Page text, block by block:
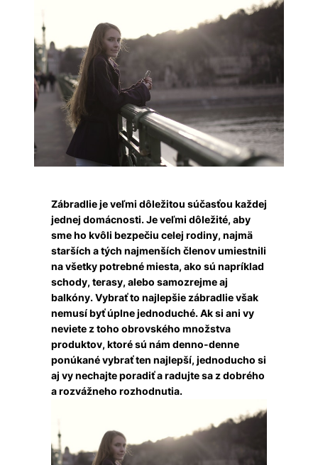
Zábradlie je veľmi dôležitou súčasťou každej
jednej domácnosti. Je veľmi dôležité, aby
sme ho kvôli bezpečiu celej rodiny, najmä
starších a tých najmenších členov umiestnili
na všetky potrebné miesta, ako sú napríklad
schody, terasy, alebo samozrejme aj
balkóny. Vybrať to najlepšie zábradlie však
nemusí byť úplne jednoduché. Ak si ani vy
neviete z toho obrovského množstva
produktov, ktoré sú nám denno-denne
ponúkané vybrať ten najlepší, jednoducho si
aj vy nechajte poradiť a radujte sa z dobrého
a rozvážneho rozhodnutia.